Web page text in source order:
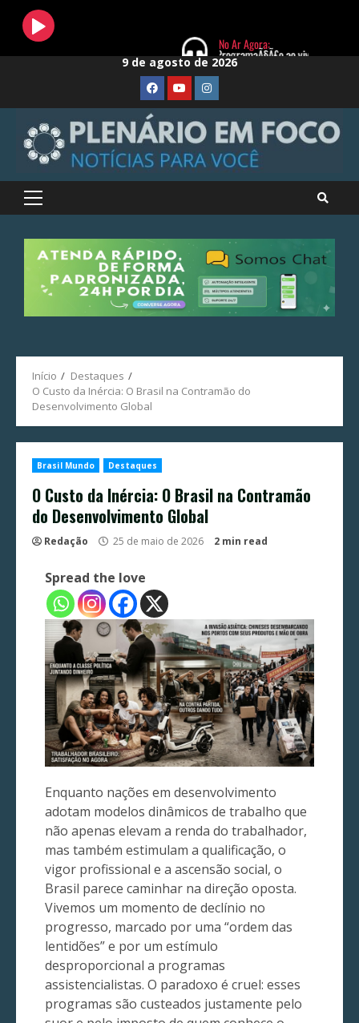
Skip
9 de agosto de 2026
FaceBook
YoutubeInstagram
Primary
Início
Destaques
O Custo da Inércia: O Brasil na Contramão do
Desenvolvimento Global
Brasil Mundo Destaques
O Custo da Inércia: O Brasil na Contramão
do Desenvolvimento Global
Redação 25 de maio de 2026 2 min read
Spread the love
Enquanto nações em desenvolvimento
adotam modelos dinâmicos de trabalho que
não apenas elevam a renda do trabalhador,
mas também estimulam a qualificação, o
vigor profissional e a ascensão social, o
Brasil parece caminhar na direção oposta.
Vivemos um momento de declínio no
progresso, marcado por uma “ordem das
lentidões” e por um estímulo
desproporcional a programas
assistencialistas. O paradoxo é cruel: esses
programas são custeados justamente pelo